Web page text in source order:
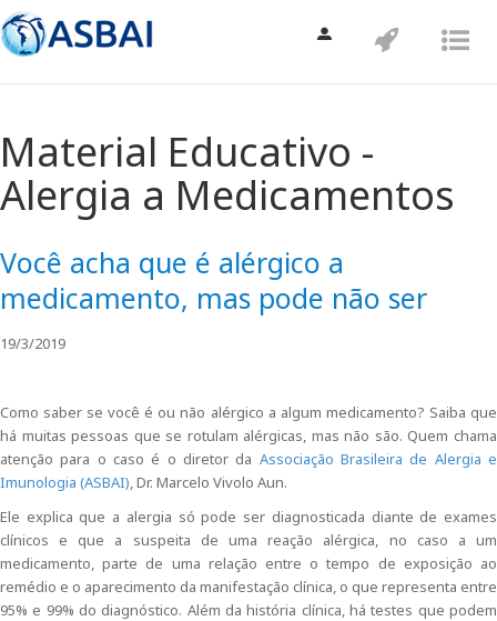
Material Educativo -
Alergia a Medicamentos
Você acha que é alérgico a
medicamento, mas pode não ser
19/3/2019
Como saber se você é ou não alérgico a algum medicamento? Saiba que
há muitas pessoas que se rotulam alérgicas, mas não são. Quem chama
atenção para o caso é o diretor da Associação Brasileira de Alergia e
Imunologia (ASBAI), Dr. Marcelo Vivolo Aun.
Ele explica que a alergia só pode ser diagnosticada diante de exames
clínicos e que a suspeita de uma reação alérgica, no caso a um
medicamento, parte de uma relação entre o tempo de exposição ao
remédio e o aparecimento da manifestação clínica, o que representa entre
95% e 99% do diagnóstico. Além da história clínica, há testes que podem